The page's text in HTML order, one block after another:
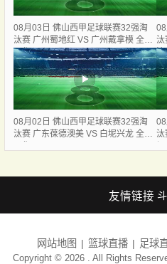
08月03日 佛山西甲足球联赛32强淘
汰赛 广州蜀地红 VS 广州戴拿模 全场
录像
汰
澳
08月02日 佛山西甲足球联赛32强淘
汰赛 广东葆德澳美 VS 白坭兴龙 全场 汰
友情链接
网站地图 篮球直播 足球
Copyright © 2026 . All Rights